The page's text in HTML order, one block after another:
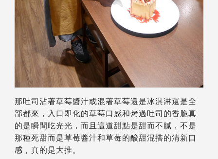
那吐司沾著草莓醬汁或混著草莓還是冰淇淋還是全
部都來，入口即化的草莓口感和烤過吐司的香脆真
的是瞬間吃光光，而且這道甜點是甜而不膩，不是
那種死甜而是草莓醬汁和草莓的酸甜混搭的清新口
感，真的是大推。